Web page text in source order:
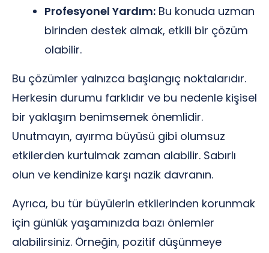
Profesyonel Yardım: Bu konuda uzman
birinden destek almak, etkili bir çözüm
olabilir.
Bu çözümler yalnızca başlangıç noktalarıdır.
Herkesin durumu farklıdır ve bu nedenle kişisel
bir yaklaşım benimsemek önemlidir.
Unutmayın, ayırma büyüsü gibi olumsuz
etkilerden kurtulmak zaman alabilir. Sabırlı
olun ve kendinize karşı nazik davranın.
Ayrıca, bu tür büyülerin etkilerinden korunmak
için günlük yaşamınızda bazı önlemler
alabilirsiniz. Örneğin, pozitif düşünmeye